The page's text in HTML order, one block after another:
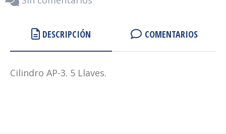
DESCRIPCIÓN COMENTARIOS
Cilindro AP-3. 5 Llaves.